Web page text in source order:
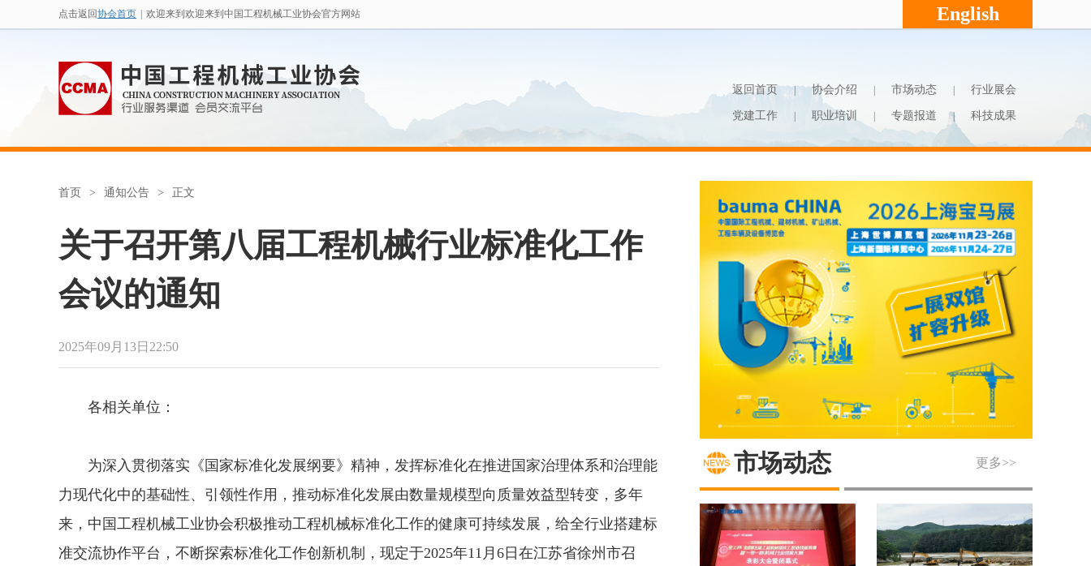
点击返回协会首页 欢迎来到欢迎来到中国工程机械工业协会官方网站 English
返回首页 协会介绍 市场动态 行业展会
党建工作 职业培训 专题报道 | 科技成果
首页 > 通知公告 > 正文
关于召开第八届工程机械行业标准化工作
会议的通知
2025年09月13日22:50
各相关单位：
为深入贯彻落实《国家标准化发展纲要》精神，发挥标准化在推进国家治理体系和治理能
力现代化中的基础性、引领性作用，推动标准化发展由数量规模型向质量效益型转变，多年
来，中国工程机械工业协会积极推动工程机械标准化工作的健康可持续发展，给全行业搭建标
准交流协作平台，不断探索标准化工作创新机制，现定于2025年11月6日在江苏省徐州市召
市场动态 更多>>